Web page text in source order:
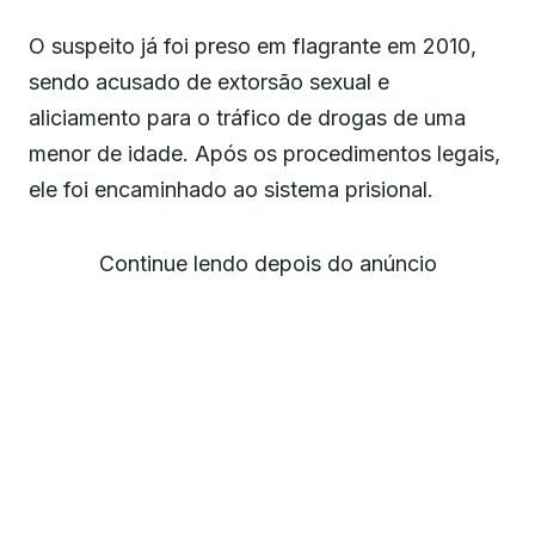
O suspeito já foi preso em flagrante em 2010,
sendo acusado de extorsão sexual e
aliciamento para o tráfico de drogas de uma
menor de idade. Após os procedimentos legais,
ele foi encaminhado ao sistema prisional.
Continue lendo depois do anúncio